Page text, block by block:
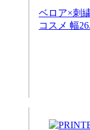
ベロア×刺
コスメ 幅